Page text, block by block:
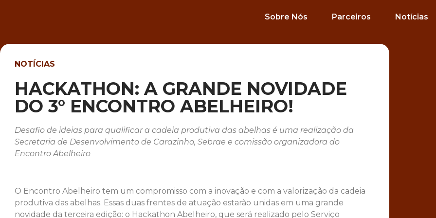
Sobre Nós Parceiros Notícias
NOTÍCIAS
HACKATHON: A GRANDE NOVIDADE
DO 3° ENCONTRO ABELHEIRO!
Desafio de ideias para qualificar a cadeia produtiva das abelhas é uma realização da
Secretaria de Desenvolvimento de Carazinho, Sebrae e comissão organizadora do
Encontro Abelheiro
O Encontro Abelheiro tem um compromisso com a inovação e com a valorização da cadeia
produtiva das abelhas. Essas duas frentes de atuação estarão unidas em uma grande
novidade da terceira edição: o Hackathon Abelheiro, que será realizado pelo Serviço